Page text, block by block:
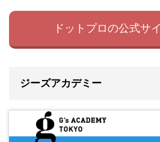
ドットプロの公式サ
ジーズアカデミー